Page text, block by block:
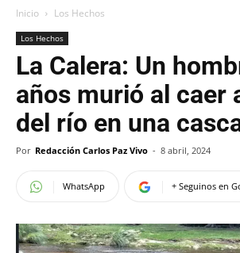
Inicio Los Hechos
Los Hechos
La Calera: Un
años murió al caer
del río en una
Por Redacción Carlos Paz Vivo - 8 abril, 2024
WhatsApp + Seguinos en